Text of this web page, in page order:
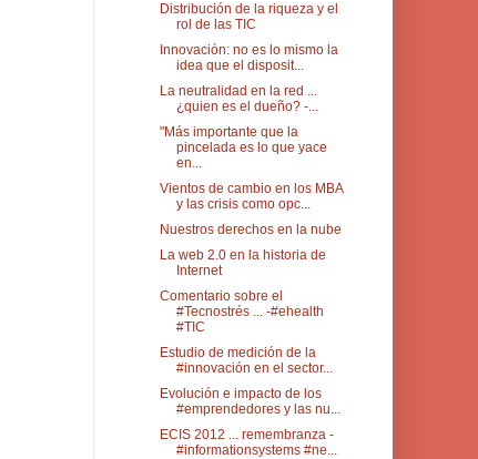
Distribución de la riqueza y el
rol de las TIC
Innovación: no es lo mismo la
idea que el disposit...
La neutralidad en la red ...
¿quien es el dueño? -...
"Más importante que la
pincelada es lo que yace
en...
Vientos de cambio en los MBA
y las crisis como opc...
Nuestros derechos en la nube
La web 2.0 en la historia de
Internet
Comentario sobre el
#Tecnostrés ... -#ehealth
#TIC
Estudio de medición de la
#innovación en el sector...
Evolución e impacto de los
#emprendedores y las nu...
ECIS 2012 ... remembranza -
#informationsystems #ne...